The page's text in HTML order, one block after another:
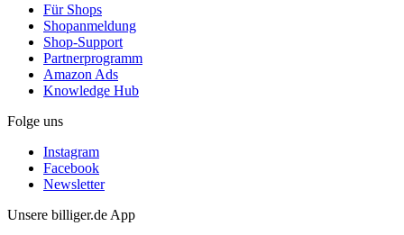
Für Shops
Shopanmeldung
Shop-Support
Partnerprogramm
Amazon Ads
Knowledge Hub
Folge uns
Instagram
Facebook
Newsletter
Unsere billiger.de App